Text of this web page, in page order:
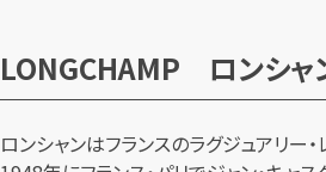
LONGCHAMP ロンシャ
ロンシャンはフランスのラグジュアリー・